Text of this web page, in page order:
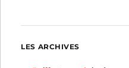
LES ARCHIVES